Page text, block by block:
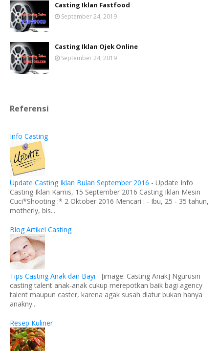
Casting Iklan Fastfood
September 24, 2019
Casting Iklan Ojek Online
September 24, 2019
Referensi
Info Casting
Update Casting Iklan Bulan September 2016 - Update Info
Casting Iklan Kamis, 15 September 2016 Casting Iklan Mesin
Cuci*Shooting :* 2 Oktober 2016 Mencari : - Ibu, 25 - 35 tahun,
motherly, bis...
Blog Artikel Casting
Tips Casting Anak dan Bayi - [image: Casting Anak] Ngurusin
casting talent anak-anak cukup merepotkan baik bagi agency
talent maupun caster, karena agak susah diatur bukan hanya
anakny...
Resep Kuliner